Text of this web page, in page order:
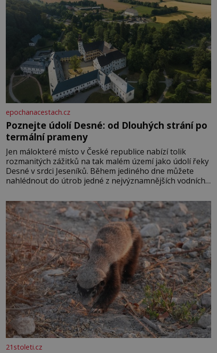
epochanacestach.cz
Poznejte údolí Desné: od Dlouhých strání po
termální prameny
Jen málokteré místo v České republice nabízí tolik
rozmanitých zážitků na tak malém území jako údolí řeky
Desné v srdci Jeseníků. Během jediného dne můžete
nahlédnout do útrob jedné z nejvýznamnějších vodních
se na koloběžce a den zakončit poznáváním památek ve
Velkých Losinách nebo v termálním
21stoleti.cz